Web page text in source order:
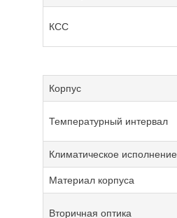
КСС
Корпус
Температурный интервал
Климатическое исполнение
Материал корпуса
Вторичная оптика